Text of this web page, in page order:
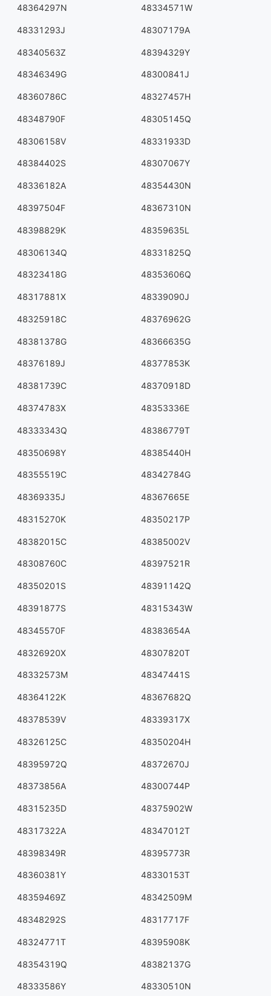
48364297N 48334571W
48331293J 48307179A
48340563Z 48394329Y
48346349G 48300841J
48360786C 48327457H
48348790F 48305145Q
48306158V 48331933D
48384402S 48307067Y
48336182A 48354430N
48397504F 48367310N
48398829K 48359635L
48306134Q 48331825Q
48323418G 48353606Q
48317881X 48339090J
48325918C 48376962G
48381378G 48366635G
48376189J 48377853K
48381739C 48370918D
48374783X 48353336E
48333343Q 48386779T
48350698Y 48385440H
48355519C 48342784G
48369335J 48367665E
48315270K 48350217P
48382015C 48385002V
48308760C 48397521R
48350201S 48391142Q
48391877S 48315343W
48345570F 48383654A
48326920X 48307820T
48332573M 48347441S
48364122K 48367682Q
48378539V 48339317X
48326125C 48350204H
48395972Q 48372670J
48373856A 48300744P
48315235D 48375902W
48317322A 48347012T
48398349R 48395773R
48360381Y 48330153T
48359469Z 48342509M
48348292S 48317717F
48324771T 48395908K
48354319Q 48382137G
48333586Y 48330510N